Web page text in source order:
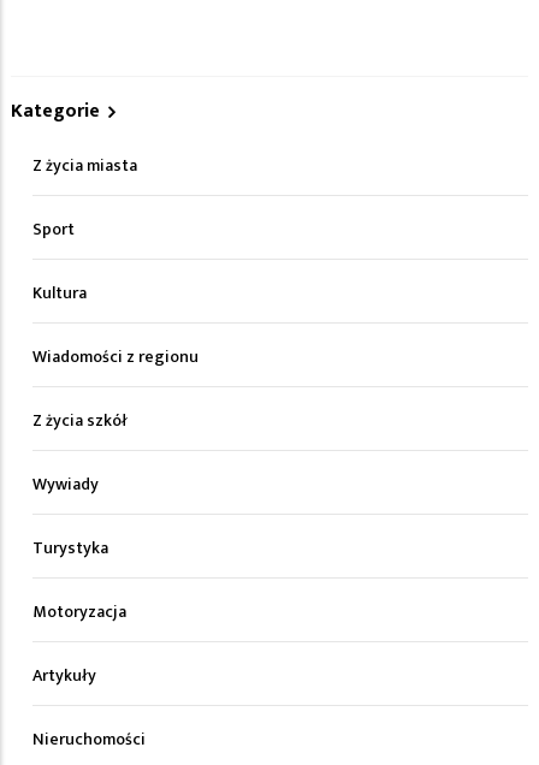
Kategorie
Z życia miasta
Sport
Kultura
Wiadomości z regionu
Z życia szkół
Wywiady
Turystyka
Motoryzacja
Artykuły
Nieruchomości